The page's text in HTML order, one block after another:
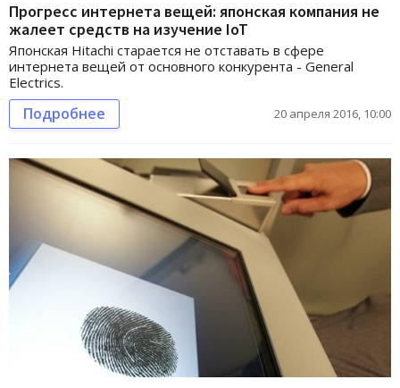
Прогресс интернета вещей: японская компания не
жалеет средств на изучение IoT
Японская Hitachi старается не отставать в сфере
интернета вещей от основного конкурента - General
Electrics.
Подробнее 20 апреля 2016, 10:00